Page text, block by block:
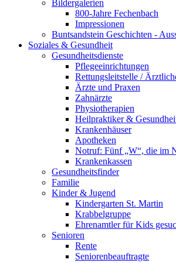
Bildergalerien
800-Jahre Fechenbach
Impressionen
Buntsandstein Geschichten -
Soziales & Gesundheit
Gesundheitsdienste
Pflegeeinrichtungen
Rettungsleitstelle /
Ärzte und Praxen
Zahnärzte
Physiotherapien
Heilpraktiker &
Krankenhäuser
Apotheken
Notruf: Fünf „W“, die im
Krankenkassen
Gesundheitsfinder
Familie
Kinder & Jugend
Kindergarten St. Martin
Krabbelgruppe
Ehrenamtler für Kids
Senioren
Rente
Seniorenbeauftragte